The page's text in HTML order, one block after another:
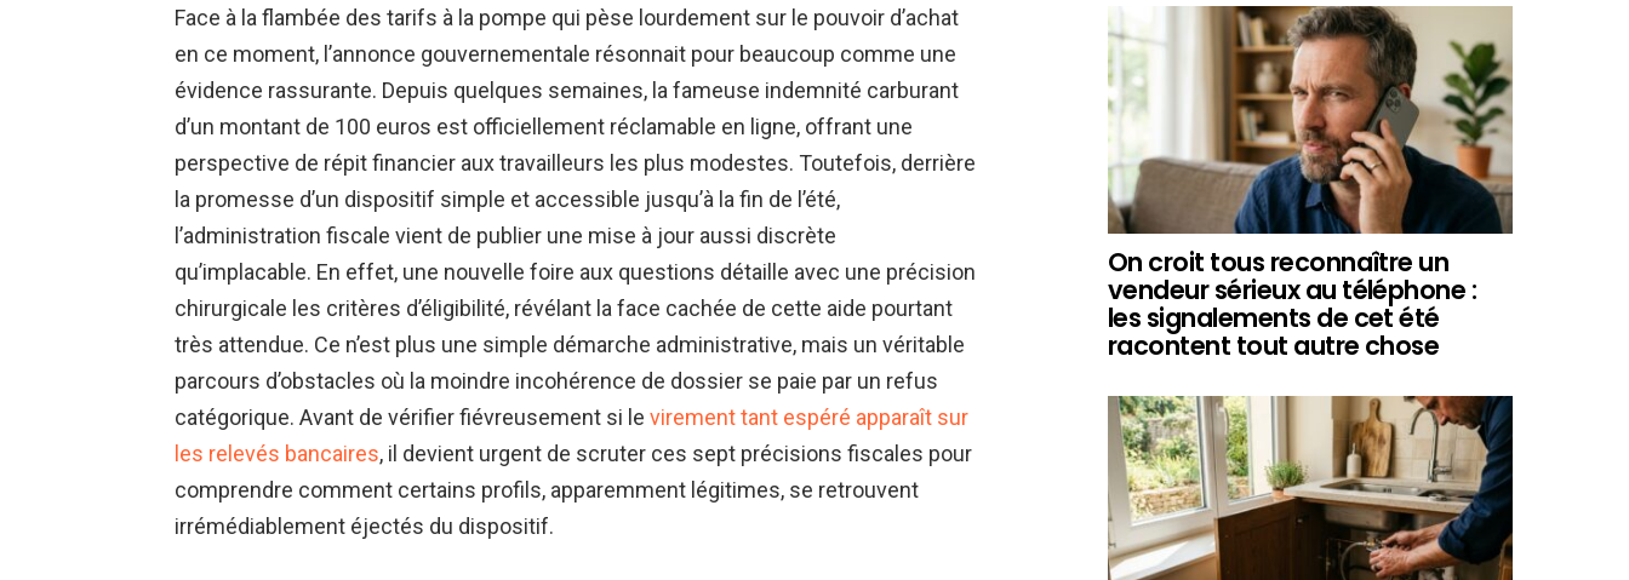
Face à la flambée des tarifs à la pompe qui pèse lourdement sur le pouvoir d’achat
en ce moment, l’annonce gouvernementale résonnait pour beaucoup comme une
évidence rassurante. Depuis quelques semaines, la fameuse indemnité carburant
d’un montant de 100 euros est officiellement réclamable en ligne, offrant une
perspective de répit financier aux travailleurs les plus modestes. Toutefois, derrière
la promesse d’un dispositif simple et accessible jusqu’à la fin de l’été,
l’administration fiscale vient de publier une mise à jour aussi discrète
qu’implacable. En effet, une nouvelle foire aux questions détaille avec une précision
chirurgicale les critères d’éligibilité, révélant la face cachée de cette aide pourtant
très attendue. Ce n’est plus une simple démarche administrative, mais un véritable
parcours d’obstacles où la moindre incohérence de dossier se paie par un refus
catégorique. Avant de vérifier fiévreusement si le virement tant espéré apparaît sur
les relevés bancaires, il devient urgent de scruter ces sept précisions fiscales pour
comprendre comment certains profils, apparemment légitimes, se retrouvent
irrémédiablement éjectés du dispositif.
On croit tous reconnaître un
vendeur sérieux au téléphone :
les signalements de cet été
racontent tout autre chose